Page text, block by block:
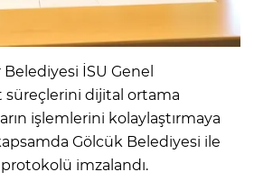
İSU Genel
dijital ortama
işlemlerini kolaylaştırmaya
Gölcük Belediyesi ile
imzalandı.